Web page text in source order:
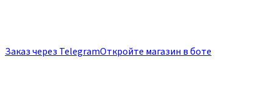
Заказ через TelegramОткройте магазин в боте